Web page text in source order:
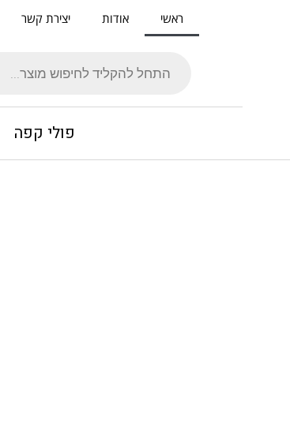
ראשי אודות
יצירת קשר
פולי קפה